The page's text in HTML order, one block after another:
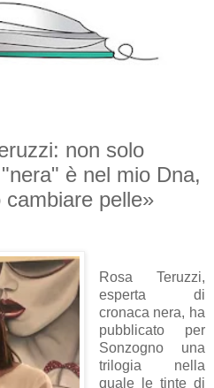
non solo
è nel mio Dna,
pelle»
Rosa Teruzzi,
esperta di
cronaca nera, ha
pubblicato per
Sonzogno una
trilogia nella
quale le tinte di